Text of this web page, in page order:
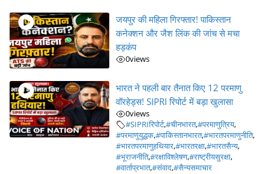
जयपुर की महिला गिरफ्तार! पाकिस्तान
कनेक्शन और जैश लिंक की जांच से मचा
हड़कंप
0views
भारत ने पहली बार तैनात किए 12 परमाणु
वॉरहेड्स! SIPRI रिपोर्ट में बड़ा खुलासा
0views
#SIPRIरिपोर्ट,#चीनभारत,#परमाणुत्रिय,
#परमाणुयुद्धक,#पाकिस्तानभारत,#भारतपरमाणुनीति,
#भारतपरमाणुहथियार,#भारतरक्षा,#भारतसैन्य,
#भूराजनीति,#रक्षाविश्लेषण,#राष्ट्रीयसुरक्षा,
#वार्ताप्रभात,#संवाद,#सैन्यसमाचार